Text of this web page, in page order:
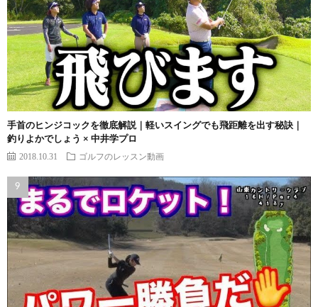
手首のヒンジコックを徹底解説｜軽いスイングでも飛距離を出す秘訣｜
釣りよかでしょう × 中井学プロ
2018.10.31 ゴルフのレッスン動画